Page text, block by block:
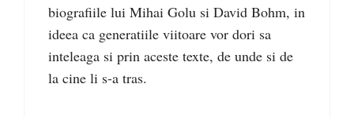
biografiile lui Mihai Golu si David Bohm, in
ideea ca generatiile viitoare vor dori sa
inteleaga si prin aceste texte, de unde si de
la cine li s-a tras.